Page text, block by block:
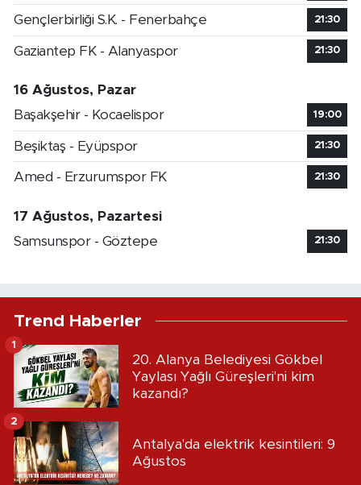
Gençlerbirliği S.K. - Fenerbahçe 21:30
Gaziantep FK - Alanyaspor 21:30
16 Ağustos, Pazar
Başakşehir - Kocaelispor
19:00
Beşiktaş - Eyüpspor 21:30
Amed - Erzurumspor FK 21:30
17 Ağustos, Pazartesi
Samsunspor - Göztepe
21:30
Trend Haberler
20. Alanya Belediyesi Gökbel
Yaylası Yağlı Güreşleri'ni kim
kazandı?
1
Antalya'da elektrik kesintileri: 9
Ağustos
2